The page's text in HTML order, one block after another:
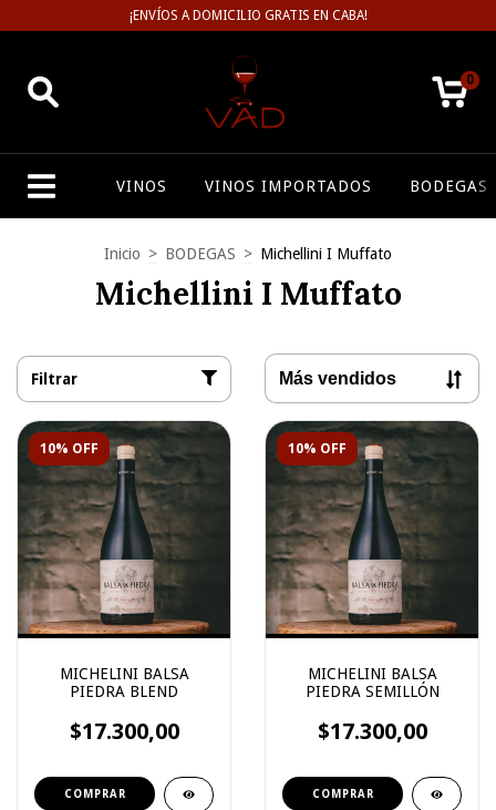
¡ENVÍOS A DOMICILIO GRATIS EN CABA!
0
VINOS VINOS IMPORTADOS BODEGAS
Inicio > BODEGAS > Michellini I Muffato
Michellini I Muffato
Filtrar
10% OFF
MICHELINI BALSA
PIEDRA BLEND
$17.300,00
10% OFF
MICHELINI BALSA
PIEDRA SEMILLÓN
$17.300,00